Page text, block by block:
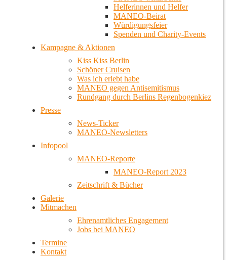
Helferinnen und Helfer
MANEO-Beirat
Würdigungsfeier
Spenden und Charity-Events
Kampagne & Aktionen
Kiss Kiss Berlin
Schöner Cruisen
Was ich erlebt habe
MANEO gegen Antisemitismus
Rundgang durch Berlins Regenbogenkiez
Presse
News-Ticker
MANEO-Newsletters
Infopool
MANEO-Reporte
MANEO-Report 2023
Zeitschrift & Bücher
Galerie
Mitmachen
Ehrenamtliches Engagement
Jobs bei MANEO
Termine
Kontakt